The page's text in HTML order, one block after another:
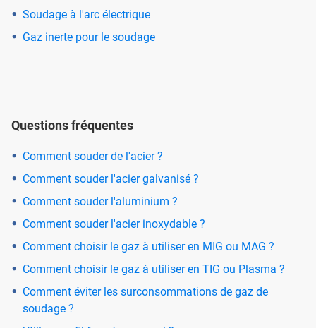
Soudage à l'arc électrique
Gaz inerte pour le soudage
Questions fréquentes
Comment souder de l'acier ?
Comment souder l'acier galvanisé ?
Comment souder l'aluminium ?
Comment souder l'acier inoxydable ?
Comment choisir le gaz à utiliser en MIG ou MAG ?
Comment choisir le gaz à utiliser en TIG ou Plasma ?
Comment éviter les surconsommations de gaz de
soudage ?